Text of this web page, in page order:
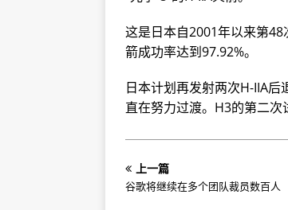
这是日本自2001年以来第48
箭成功率达到97.92%。
日本计划再发射两次H-IIA后
直在努力过渡。H3的第二次
上一篇
谷歌将继续在多个团队裁员数百人